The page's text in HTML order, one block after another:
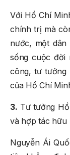
Với Hồ Chí
chính trị mà
nước, một
sống cuộc đời
công, tư tưởng
của Hồ Chí
3. Tư tưởng
và hợp tác hữu
Nguyễn Ái